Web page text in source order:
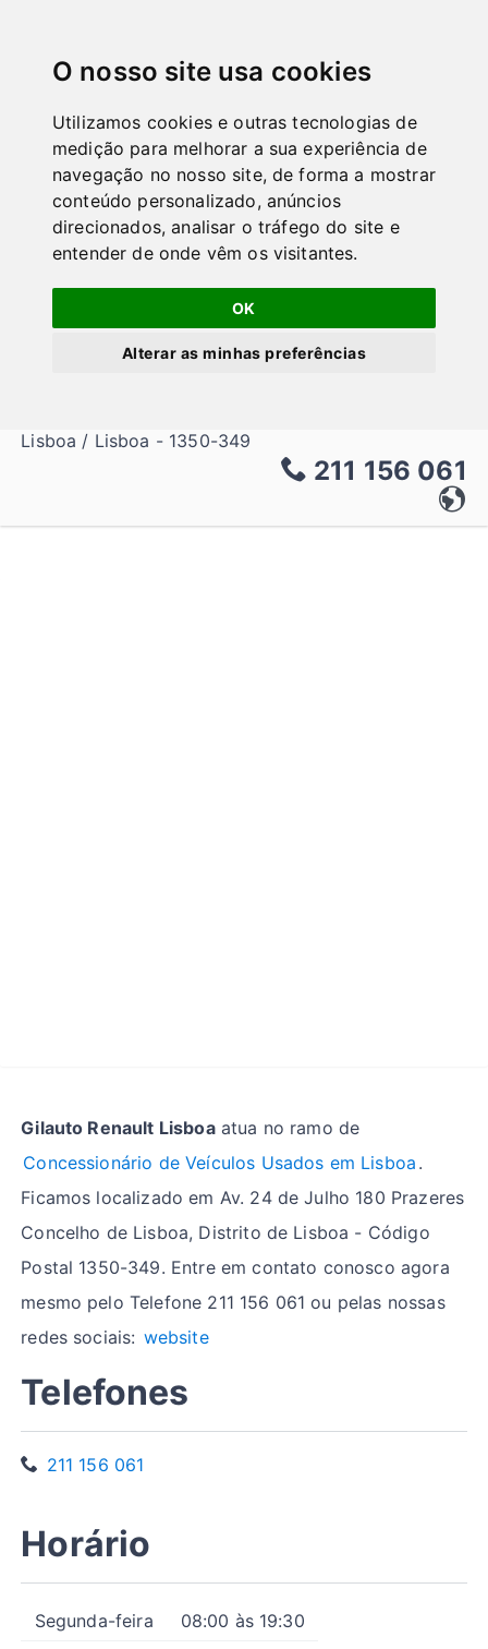
O nosso site usa cookies
Utilizamos cookies e outras tecnologias de
medição para melhorar a sua experiência de
navegação no nosso site, de forma a mostrar
conteúdo personalizado, anúncios
direcionados, analisar o tráfego do site e
entender de onde vêm os visitantes.
OK
Alterar as minhas preferências
Gilauto Renault Lisboa
Gilauto Renault Lisboa
em Lisboa
Concessionário de Veículos Usados
Oficina de reparação de automóveis
Loja de peças para automóveis
Reparação e manutenção de automóveis
Lisboa / Lisboa - 1350-349
211 156 061
Gilauto Renault Lisboaatua no ramo de
Concessionário de Veículos Usados em Lisboa .
Ficamos localizado em Av. 24 de Julho 180 Prazeres
Concelho de Lisboa, Distrito de Lisboa - Código
Postal 1350-349. Entre em contato conosco agora
mesmo pelo Telefone 211 156 061 ou pelas nossas
redes sociais: website
Telefones
211 156 061
Horário
Segunda-feira
08:00 às 19:30